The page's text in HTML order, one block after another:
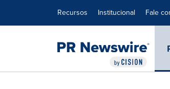
Recursos Institucional Fale